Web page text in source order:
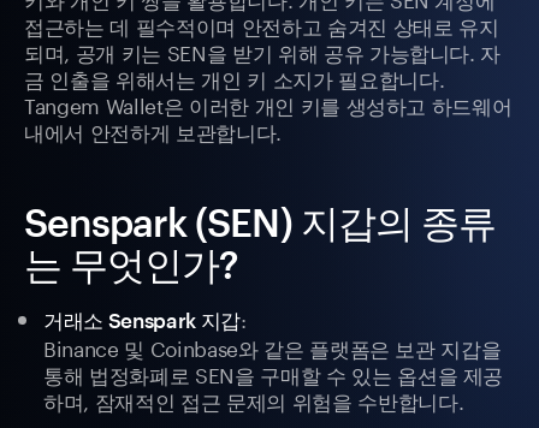
접근하는 데 필수적이며 안전하고 숨겨진 상태로 유지
되며, 공개 키는 SEN을 받기 위해 공유 가능합니다. 자
금 인출을 위해서는 개인 키 소지가 필요합니다.
Tangem Wallet은 이러한 개인 키를 생성하고 하드웨어
내에서 안전하게 보관합니다.
Senspark (SEN) 지갑의 종류
는 무엇인가?
거래소 Senspark 지갑:
Binance 및 Coinbase와 같은 플랫폼은 보관 지갑을
통해 법정화폐로 SEN을 구매할 수 있는 옵션을 제공
하며, 잠재적인 접근 문제의 위험을 수반합니다.